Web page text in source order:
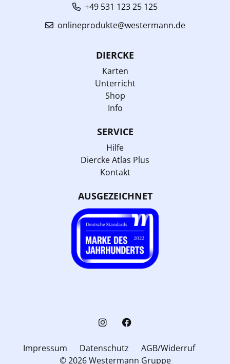
+49 531 123 25 125
onlineprodukte@westermann.de
DIERCKE
Karten
Unterricht
Shop
Info
SERVICE
Hilfe
Diercke Atlas Plus
Kontakt
AUSGEZEICHNET
Impressum Datenschutz
AGB/Widerruf
© 2026 Westermann Gruppe